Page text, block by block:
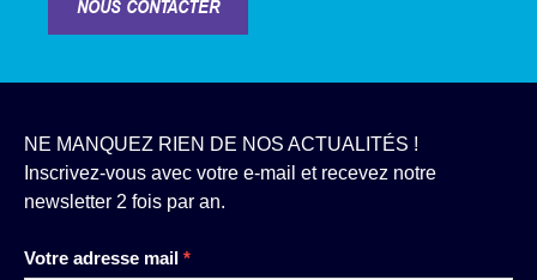
NOUS CONTACTER
NE MANQUEZ RIEN DE NOS ACTUALITÉS !
Inscrivez-vous avec votre e-mail et recevez notre
newsletter 2 fois par an.
Votre adresse mail *